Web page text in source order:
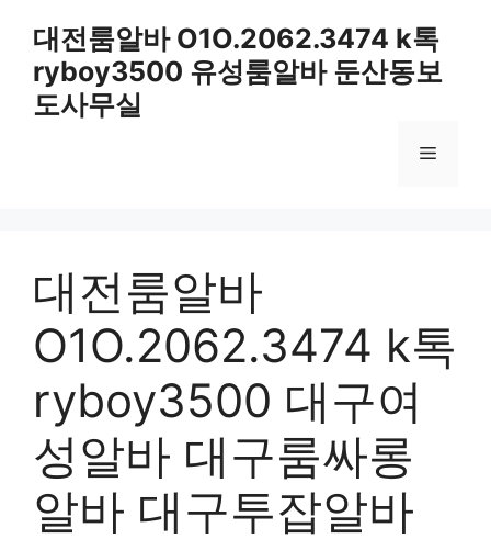
대전룸알바 O1O.2062.3474 k톡
ryboy3500 유성룸알바 둔산동보
도사무실
메
대전룸알바
O1O.2062.3474 k톡
ryboy3500 대구여
성알바 대구룸싸롱
알바 대구투잡알바